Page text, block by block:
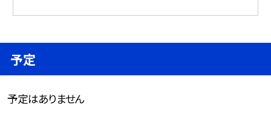
予定
予定はありません